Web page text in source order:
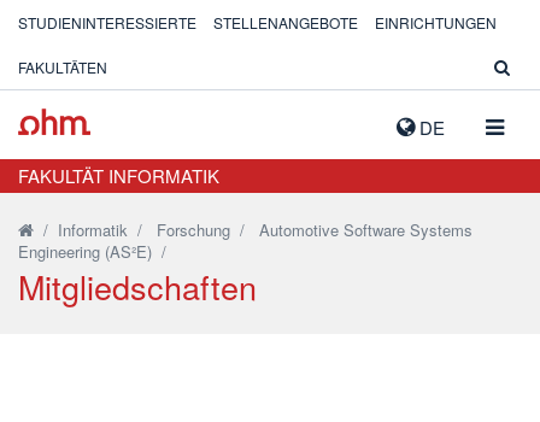
DE
STUDIENINTERESSIERTE STELLENANGEBOTE EINRICHTUNGEN
FAKULTÄTEN
FAKULTÄT INFORMATIK
/ Informatik / Forschung / Automotive Software Systems
Engineering (AS²E) /
Mitgliedschaften